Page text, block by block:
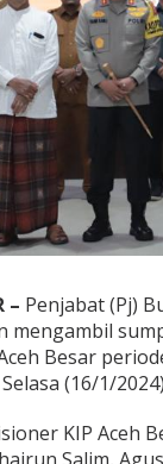
– Penjabat (Pj)
mengambil
Besar
(16/1/
KIP Aceh